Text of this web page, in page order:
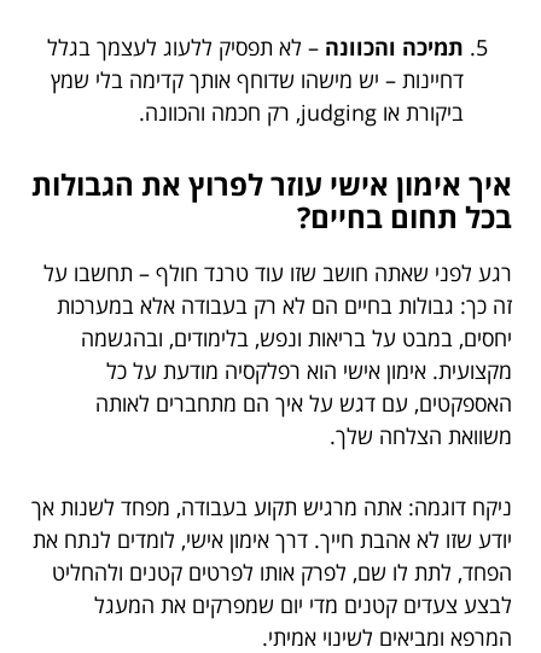
תמיכה והכוונה – לא תפסיק ללעוג לעצמך בגלל
דחיינות – יש מישהו שדוחף אותך קדימה בלי שמץ
ביקורת או judging, רק חכמה והכוונה.
איך אימון אישי עוזר לפרוץ את הגבולות
בכל תחום בחיים?
רגע לפני שאתה חושב שזו עוד טרנד חולף – תחשבו על
זה כך: גבולות בחיים הם לא רק בעבודה אלא במערכות
יחסים, במבט על בריאות ונפש, בלימודים, ובהגשמה
מקצועית. אימון אישי הוא רפלקסיה מודעת על כל
האספקטים, עם דגש על איך הם מתחברים לאותה
משוואת הצלחה שלך.
ניקח דוגמה: אתה מרגיש תקוע בעבודה, מפחד לשנות אך
יודע שזו לא אהבת חייך. דרך אימון אישי, לומדים לנתח את
הפחד, לתת לו שם, לפרק אותו לפרטים קטנים ולהחליט
לבצע צעדים קטנים מדי יום שמפרקים את המעגל
המרפא ומביאים לשינוי אמיתי.